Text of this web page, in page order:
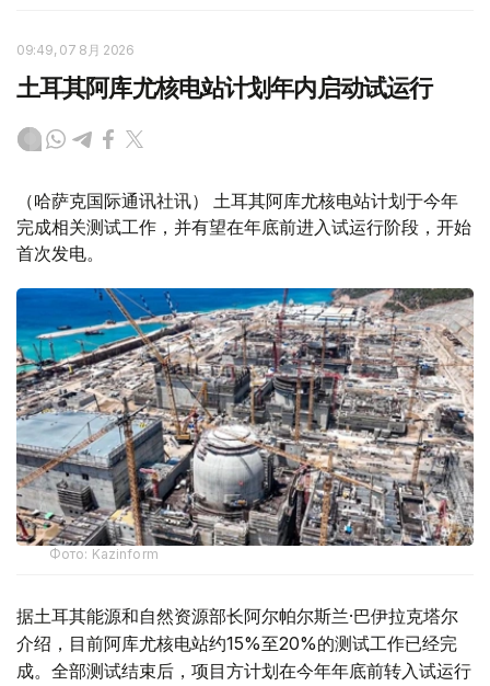
09:49, 07 8月 2026
土耳其阿库尤核电站计划年内启动试运行
（哈萨克国际通讯社讯） 土耳其阿库尤核电站计划于今年
完成相关测试工作，并有望在年底前进入试运行阶段，开始
首次发电。
Фото: Kazinform
据土耳其能源和自然资源部长阿尔帕尔斯兰·巴伊拉克塔尔
介绍，目前阿库尤核电站约15%至20%的测试工作已经完
成。全部测试结束后，项目方计划在今年年底前转入试运行